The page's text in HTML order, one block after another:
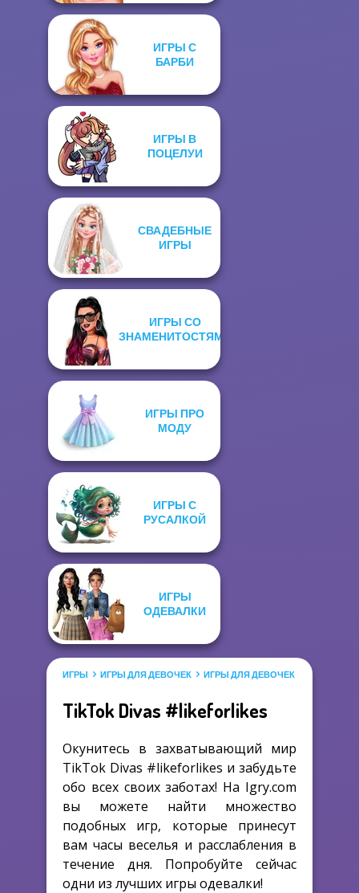
ИГРЫ С
БАРБИ
ИГРЫ В
ПОЦЕЛУИ
СВАДЕБНЫЕ
ИГРЫ
ИГРЫ СО
ЗНАМЕНИТОСТЯМИ
ИГРЫ ПРО
МОДУ
ИГРЫ С
РУСАЛКОЙ
ИГРЫ
ОДЕВАЛКИ
ИГРЫ ИГРЫ ДЛЯ ДЕВОЧЕК ИГРЫ ДЛЯ ДЕВОЧЕК САЛОН
TikTok Divas #likeforlikes
Окунитесь в захватывающий мир
TikTok Divas #likeforlikes и забудьте
обо всех своих заботах! На Igry.com
вы можете найти множество
подобных игр, которые принесут
вам часы веселья и расслабления в
течение дня. Попробуйте сейчас
одни из лучших игры одевалки!